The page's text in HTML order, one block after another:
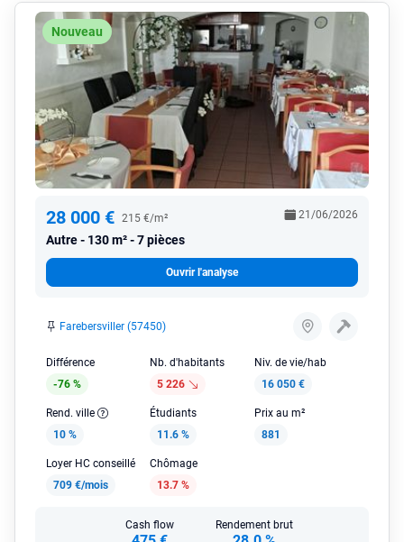
Nouveau
28 000 € 215 €/m²
Autre 130 m² - 7 pièces
21/06/2026
Ouvrir l'analyse
Farebersviller (57450)
Différence
-76 %
Nb. d'habitants
5 226
Niv. de vie/hab
16 050 €
Rend. ville
10 %
Étudiants
11.6 %
Prix au m²
881
Loyer HC conseillé
709 €/mois
Chômage
13.7 %
Cash flow Rendement brut